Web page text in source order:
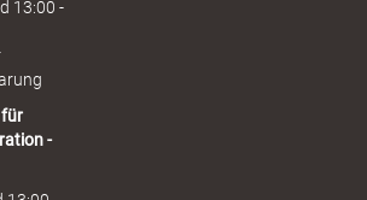
13:00 -
-